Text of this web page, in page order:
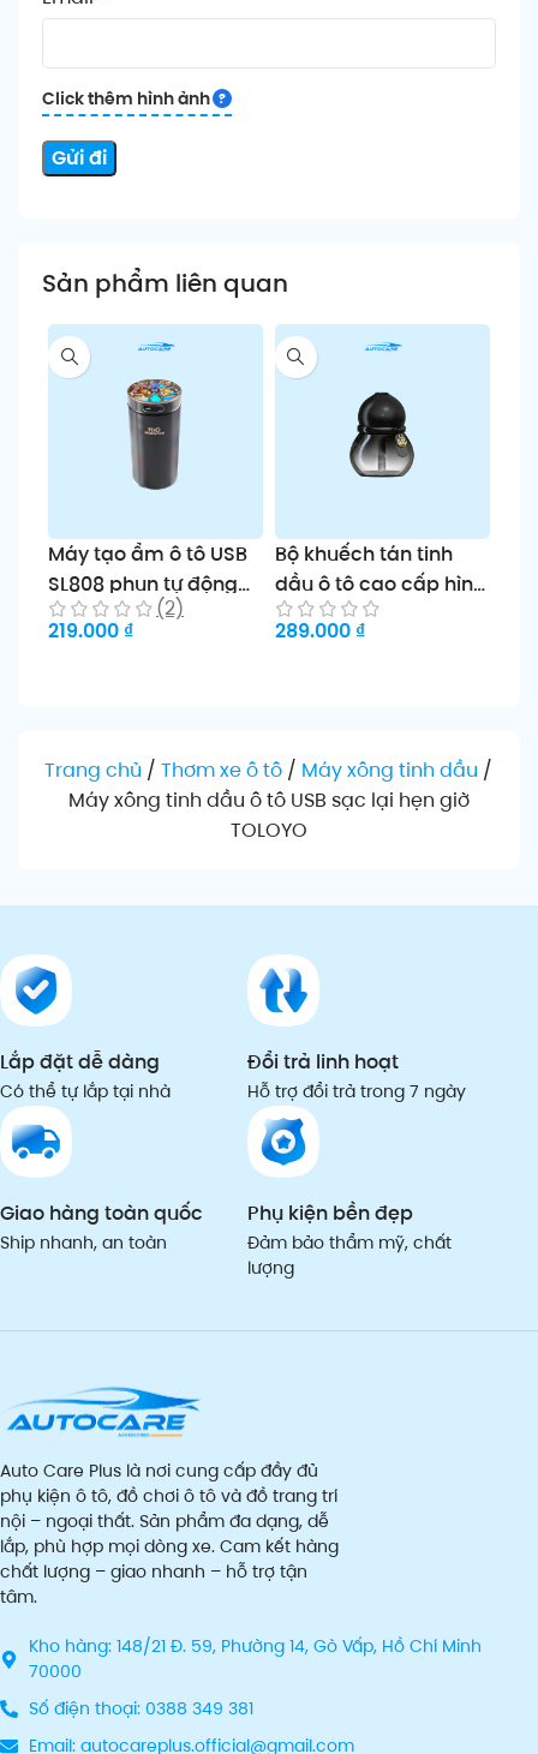
Click thêm hình ảnh
Sản phẩm liên quan
Máy tạo ẩm ô tô USB
SL808 phun tự động
hương thơm
QIANGDETAI
(2)
219.000 ₫
Bộ khuếch tán tinh
dầu ô tô cao cấp hình
bầu bí treo thơm kèm
đèn sang trọng
289.000 ₫
Trang chủ /Thơm xe ô tô / Máy xông tinh dầu /
Máy xông tinh dầu ô tô USB sạc lại hẹn giờ
TOLOYO
Lắp đặt dễ dàng
Có thể tự lắp tại nhà
Đổi trả linh hoạt
Hỗ trợ đổi trả trong 7 ngày
Giao hàng toàn quốc
Ship nhanh, an toàn
Phụ kiện bền đẹp
Đảm bảo thẩm mỹ, chất
lượng
Auto Care Plus là nơi cung cấp đầy đủ
phụ kiện ô tô, đồ chơi ô tô và đồ trang trí
nội – ngoại thất. Sản phẩm đa dạng, dễ
lắp, phù hợp mọi dòng xe. Cam kết hàng
chất lượng – giao nhanh – hỗ trợ tận
tâm.
Kho hàng: 148/21 Đ. 59, Phường 14, Gò Vấp, Hồ Chí Minh
70000
Số điện thoại: 0388 349 381
Email: autocareplus.official@gmail.com